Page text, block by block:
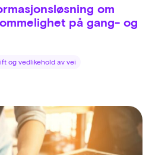
om
på gang- og
og vedlikehold av vei